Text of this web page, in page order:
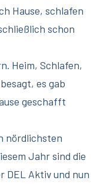
Hause, schlafen
schon
Heim, Schlafen,
es gab
geschafft
nördlichsten
Jahr sind die
DEL Aktiv und nun